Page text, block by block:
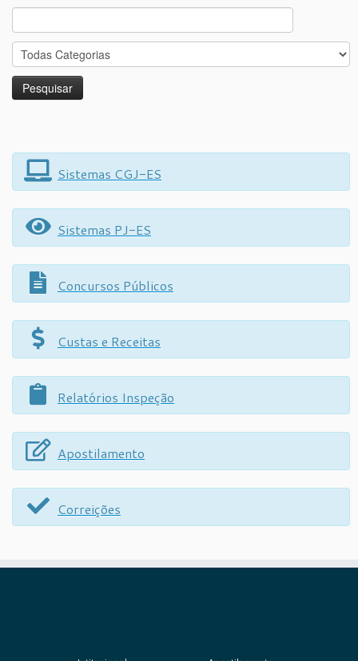
Search
for:
Sistemas CGJ-ES
Sistemas PJ-ES
Concursos Públicos
Custas e Receitas
Relatórios Inspeção
Apostilamento
Correições